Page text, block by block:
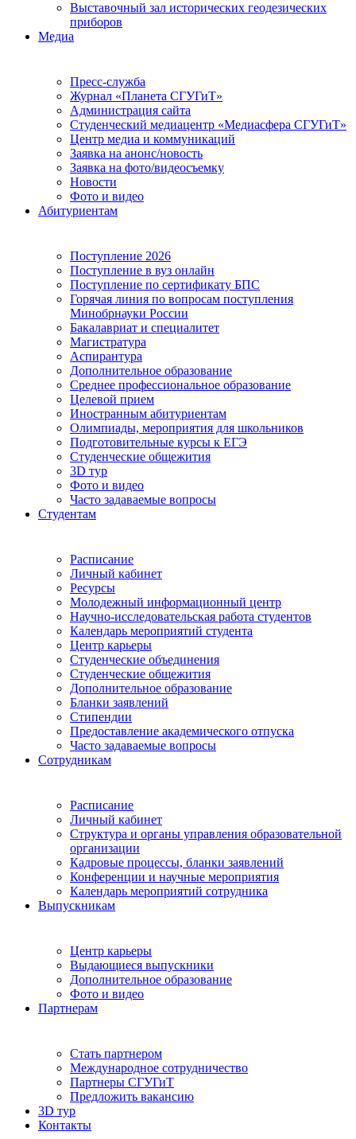
Выставочный зал исторических геодезических
приборов
Медиа
Пресс-служба
Журнал «Планета СГУГиТ»
Администрация сайта
Студенческий медиацентр «Медиасфера СГУГиТ»
Центр медиа и коммуникаций
Заявка на анонс/новость
Заявка на фото/видеосъемку
Новости
Фото и видео
Абитуриентам
Поступление 2026
Поступление в вуз онлайн
Поступление по сертификату БПС
Горячая линия по вопросам поступления
Минобрнауки России
Бакалавриат и специалитет
Магистратура
Аспирантура
Дополнительное образование
Среднее профессиональное образование
Целевой прием
Иностранным абитуриентам
Олимпиады, мероприятия для школьников
Подготовительные курсы к ЕГЭ
Студенческие общежития
3D тур
Фото и видео
Часто задаваемые вопросы
Студентам
Расписание
Личный кабинет
Ресурсы
Молодежный информационный центр
Научно-исследовательская работа студентов
Календарь мероприятий студента
Центр карьеры
Студенческие объединения
Студенческие общежития
Дополнительное образование
Бланки заявлений
Стипендии
Предоставление академического отпуска
Часто задаваемые вопросы
Сотрудникам
Расписание
Личный кабинет
Структура и органы управления образовательной
организации
Кадровые процессы, бланки заявлений
Конференции и научные мероприятия
Календарь мероприятий сотрудника
Выпускникам
Центр карьеры
Выдающиеся выпускники
Дополнительное образование
Фото и видео
Партнерам
Стать партнером
Международное сотрудничество
Партнеры СГУГиТ
Предложить вакансию
3D тур
Контакты